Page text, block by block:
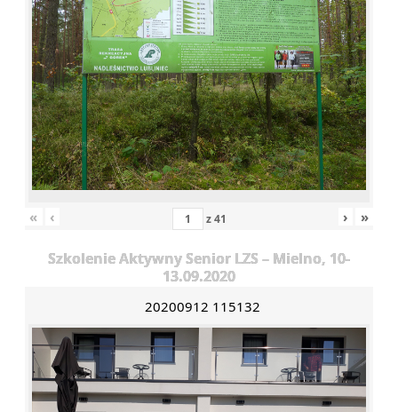
« ‹ z41 › »
Szkolenie Aktywny Senior LZS – Mielno, 10-
13.09.2020
20200912 115132